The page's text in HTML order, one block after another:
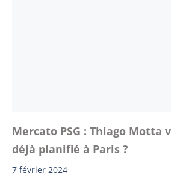
Mercato PSG : Thiago Motta
déjà planifié à Paris ?
7 février 2024